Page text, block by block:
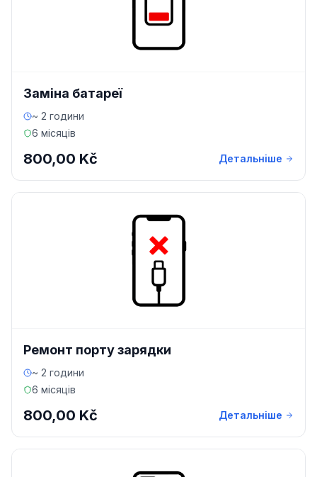
Заміна батареї
~ 2 години
6 місяців
800,00 Kč Детальніше
Ремонт порту зарядки
~ 2 години
6 місяців
800,00 Kč Детальніше